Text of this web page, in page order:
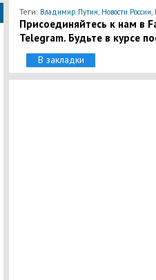
Теги: Владимир Путин, Новости России,
Присоединяйтесь к нам в
Telegram. Будьте в курсе
В закладки